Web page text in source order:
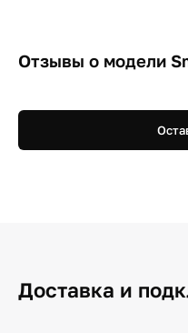
Отзывы о модели
Доставка и